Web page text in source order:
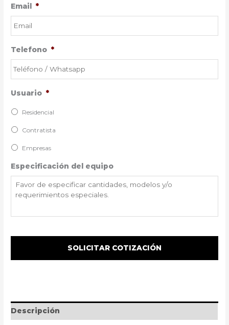
Email *
Telefono *
Usuario *
Residencial
Contratista
Empresas
Especificación del equipo
Descripción